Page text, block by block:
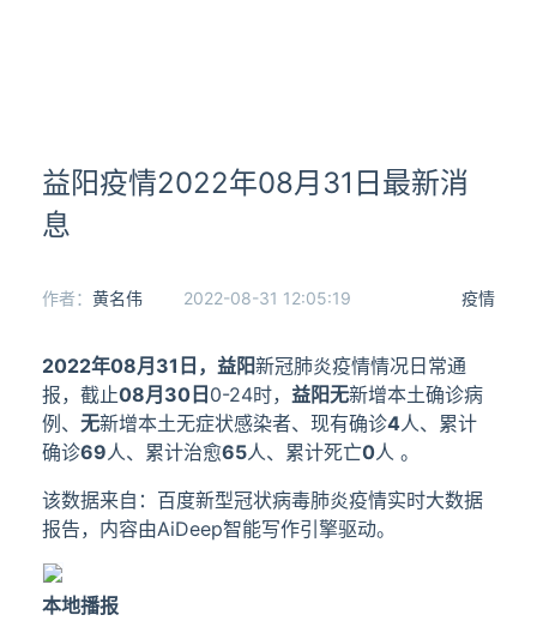
益阳疫情2022年08月31日最新消
息
疫情
作者： 黄名伟 2022-08-31 12:05:19
2022年08月31日， 益阳新冠肺炎疫情情况日常通
报，截止08月30日 0-24时， 益阳无新增本土确诊病
例、 无新增本土无症状感染者、现有确诊4人、累计
确诊69人、累计治愈65人、累计死亡0人 。
该数据来自：百度新型冠状病毒肺炎疫情实时大数据
报告，内容由AiDeep智能写作引擎驱动。
本地播报